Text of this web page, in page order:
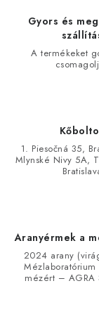
Gyors és
A termékeket
1. Piesočná 35,
Mlynské Nivy 5A,
Aranyérmek a
2024 arany
Mézlaboratórium
mézért – AGRA